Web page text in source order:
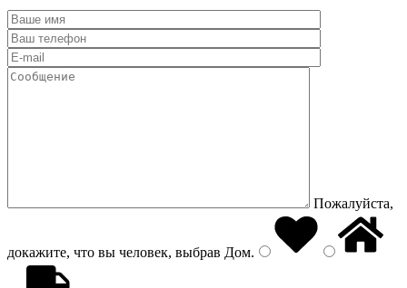
Пожалуйста,
докажите, что вы человек, выбрав Дом.